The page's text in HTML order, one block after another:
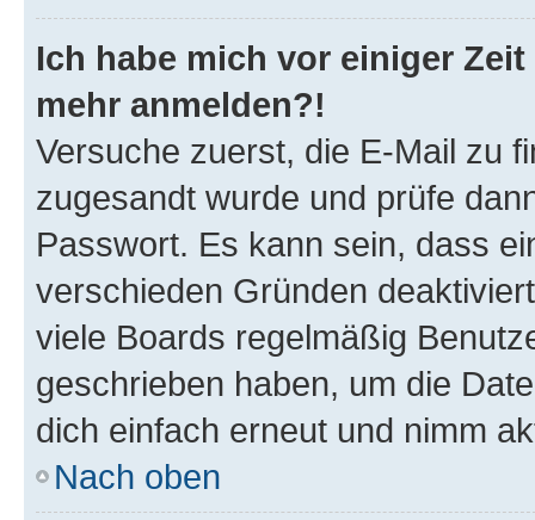
Ich habe mich vor einiger
mehr anmelden?!
Versuche zuerst, die E-Mail zu
zugesandt wurde und prüfe
Passwort. Es kann sein, dass
verschieden Gründen
viele Boards regelmäßig
geschrieben haben, um die
dich einfach erneut und nimm
Nach oben